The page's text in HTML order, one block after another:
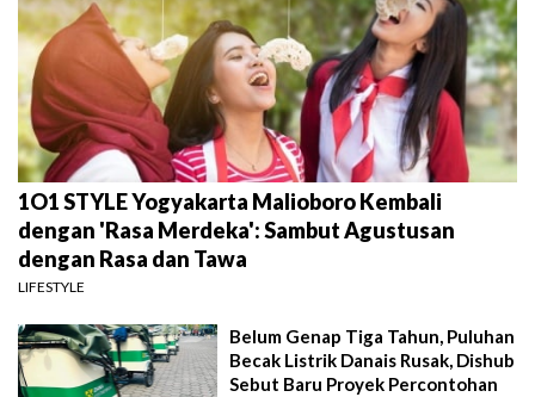
1O1 STYLE Yogyakarta Malioboro Kembali
dengan 'Rasa Merdeka': Sambut Agustusan
dengan Rasa dan Tawa
LIFESTYLE
Belum Genap Tiga Tahun, Puluhan
Becak Listrik Danais Rusak, Dishub
Sebut Baru Proyek Percontohan